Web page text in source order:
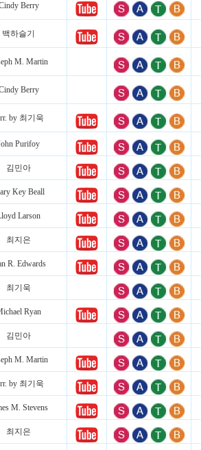
Berry
백하슬기
M. Martin
Berry
by 최기욱
Purifoy
김민아
Key Beall
Larson
최지은
R. Edwards
최기욱
Ryan
김민아
M. Martin
by 최기욱
M. Stevens
최지은